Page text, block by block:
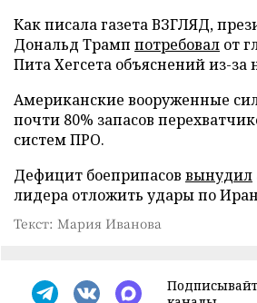
Как писала газета ВЗГЛЯД,
Дональд Трамп потребовал от
Пита Хегсета объяснений из-за
Американские вооруженные
почти 80% запасов
систем ПРО.
Дефицит боеприпасов вынудил
лидера отложить удары по
Текст: Мария Иванова